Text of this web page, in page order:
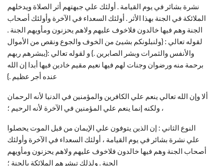
نشرة بشائر في يوم القيامة . أولئك علي جبهتهم أثر الصلاة ويدخلهم
الملائكة في الجنة بهذا الأثر . أولئك السعداء في الآخرة وأولئك أصحاب
الجنة وهم فيها خالدون فلاخوف عليهم ولاهم يحزنون ومأويهم الجنة .
لقوله تعالي : {ولنبلونكم بشيئ من الخوف والجوع ونقص من الأموال
والأنفس والثمرات وبشر الصابرين .} و لقوله تعالي :{يبشرهم ربهم
برحمة منه ورضوان وجنات لهم فيها نعيم مقيم خادين فيها أبدا إن الله
عنده أجر عظيم .}
ألا وإن الله تعالي ينعم علي الكافرين والمؤمنين في الدنيا لأنه الرحمان
، ولكنه إنما ينعم علي المؤمنين في الآخرة لأنه الرحيم ؛
النوع الثاني : إن الذين يتوفون علي الإيمان من قبل الموت يحصلوا
علي نشرة بشائر في يوم القيامة ، أولئك السعداء في الآخرة وأولئك
أصحاب الجنة وهم فيها خالدون فلاخوف عليهم ولاهم يحزنون ومأويهم
الجنة . ولذلك تبشرهم الملائكة بالجنة ؛